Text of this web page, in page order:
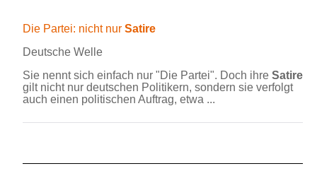
Die Partei: nicht nur Satire
Deutsche Welle
Sie nennt sich einfach nur "Die Partei". Doch ihre Satire
gilt nicht nur deutschen Politikern, sondern sie verfolgt
auch einen politischen Auftrag, etwa ...